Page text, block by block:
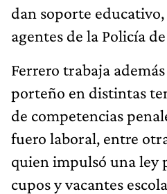
dan soporte
agentes de la Policía
Ferrero trabaja
porteño en distintas
de competencias
fuero laboral, entre
quien impulsó una ley
cupos y vacantes